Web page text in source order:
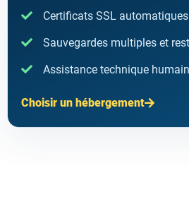
Certificats SSL
Sauvegardes multiples et
Assistance technique
Choisir un hébergement